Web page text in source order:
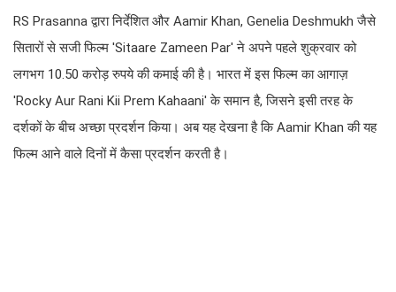
RS Prasanna द्वारा निर्देशित और Aamir Khan, Genelia Deshmukh जैसे
सितारों से सजी फिल्म 'Sitaare Zameen Par' ने अपने पहले शुक्रवार को
लगभग 10.50 करोड़ रुपये की कमाई की है। भारत में इस फिल्म का आगाज़
'Rocky Aur Rani Kii Prem Kahaani' के समान है, जिसने इसी तरह के
दर्शकों के बीच अच्छा प्रदर्शन किया। अब यह देखना है कि Aamir Khan की यह
फिल्म आने वाले दिनों में कैसा प्रदर्शन करती है।